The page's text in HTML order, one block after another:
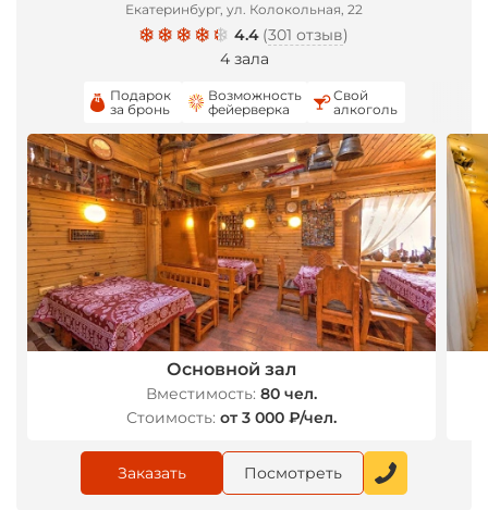
Екатеринбург, ул. Колокольная, 22
4.4 (301 отзыв)
4 зала
Подарок
за бронь
Возможность
фейерверка
Свой
алкоголь
Основной зал
Вместимость: 80 чел.
Стоимость: от 3 000 ₽/чел.
Заказать Посмотреть